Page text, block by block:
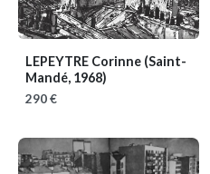
LEPEYTRE Corinne (Saint-
Mandé, 1968)
290 €